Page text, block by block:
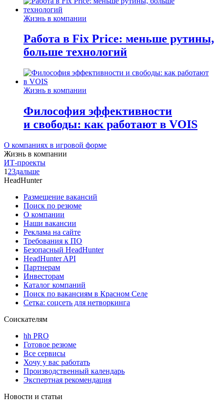
Жизнь в компании
Работа в Fix Price: меньше рутины,
больше технологий
Жизнь в компании
Философия эффективности
и свободы: как работают в VOIS
О компаниях в игровой форме
Жизнь в компании
ИТ-проекты
1 23дальше
HeadHunter
Размещение вакансий
Поиск по резюме
О компании
Наши вакансии
Реклама на сайте
Требования к ПО
Безопасный HeadHunter
HeadHunter API
Партнерам
Инвесторам
Каталог компаний
Поиск по вакансиям в Красном Селе
Сетка: соцсеть для нетворкинга
Соискателям
hh PRO
Готовое резюме
Все сервисы
Хочу у вас работать
Производственный календарь
Экспертная рекомендация
Новости и статьи